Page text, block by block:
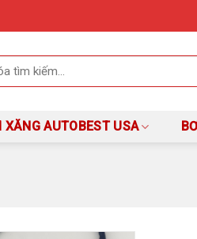
XĂNG AUTOBEST USA